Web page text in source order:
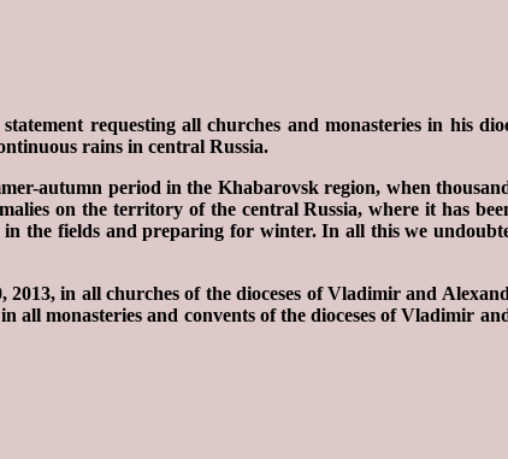
requesting all churches and monasteries in his
rains in central Russia.
autumn period in the Khabarovsk region, when
on the territory of the central Russia, where it has
the fields and preparing for winter. In all this we
2013, in all churches of the dioceses of Vladimir and
all monasteries and convents of the dioceses of Vladimir